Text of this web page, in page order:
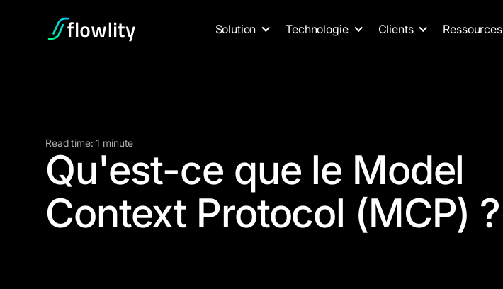
Solution Technologie Clients Ressources
Read time: 1 minute
Qu'est-ce que le Model
Context Protocol (MCP) ?